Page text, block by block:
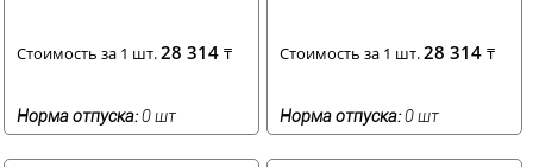
Стоимость за 1 шт.28 314 ₸
Норма отпуска:0 шт
Стоимость за 1 шт.28 314₸
Норма отпуска:0 шт